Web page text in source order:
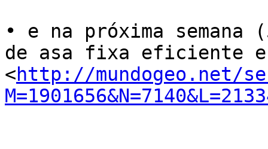
• e na próxima
de asa fixa eficiente
<http://mundogeo.net/